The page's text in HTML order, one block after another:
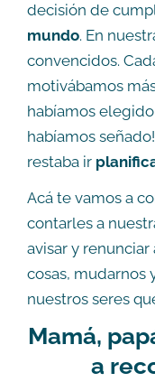
decisión de
mundo. En
convencidos.
motivábamos
habíamos elegido
habíamos
restaba ir
Acá te vamos a
contarles a
avisar y
cosas, mudarnos
nuestros seres
Mamá,
a